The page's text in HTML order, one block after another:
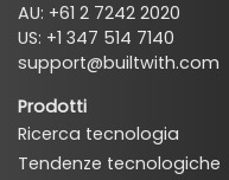
AU: +61 2 7242 2020
US: +1 347 514 7140
support@builtwith.com
Prodotti
Ricerca tecnologia
Tendenze tecnologiche